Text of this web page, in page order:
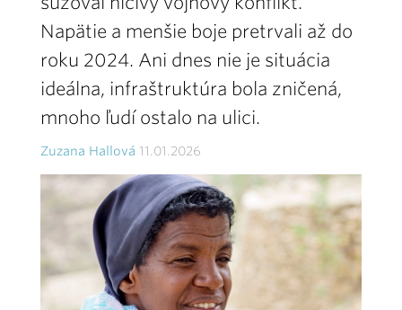
Napätie a menšie boje pretrvali až do
roku 2024. Ani dnes nie je situácia
ideálna, infraštruktúra bola zničená,
mnoho ľudí ostalo na ulici.
Zuzana Hallová 11.01.2026